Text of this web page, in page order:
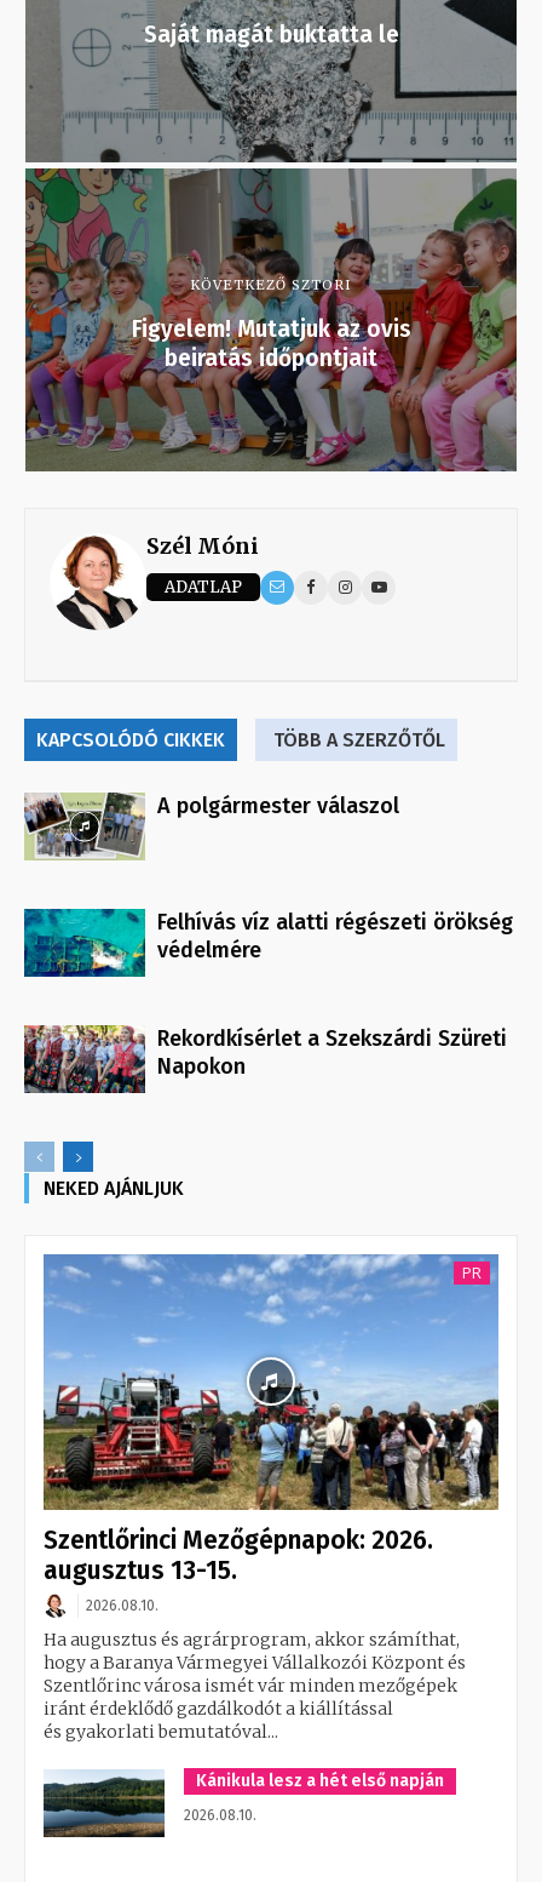
Saját magát buktatta le
KÖVETKEZŐ SZTORI
Figyelem! Mutatjuk az ovis
beiratás időpontjait
Szél Móni
ADATLAP
KAPCSOLÓDÓ CIKKEK TÖBB A SZERZŐTŐL
A polgármester válaszol
Felhívás víz alatti régészeti örökség
védelmére
Rekordkísérlet a Szekszárdi Szüreti
Napokon
NEKED AJÁNLJUK
PR
Szentlőrinci Mezőgépnapok: 2026.
augusztus 13-15.
2026.08.10.
Ha augusztus és agrárprogram, akkor számíthat,
hogy a Baranya Vármegyei Vállalkozói Központ és
Szentlőrinc városa ismét vár minden mezőgépek
iránt érdeklődő gazdálkodót a kiállítással
és gyakorlati bemutatóval...
Kánikula lesz a hét első napján
2026.08.10.